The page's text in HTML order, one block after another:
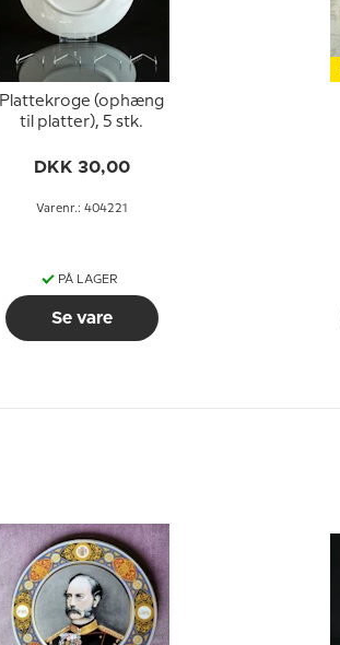
Plattekroge (ophæng
til platter), 5 stk.
DKK 30,00
Varenr.: 404221
PÅ LAGER
Se vare